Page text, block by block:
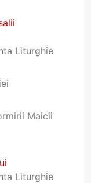
Liturghie
Maicii
Liturghie